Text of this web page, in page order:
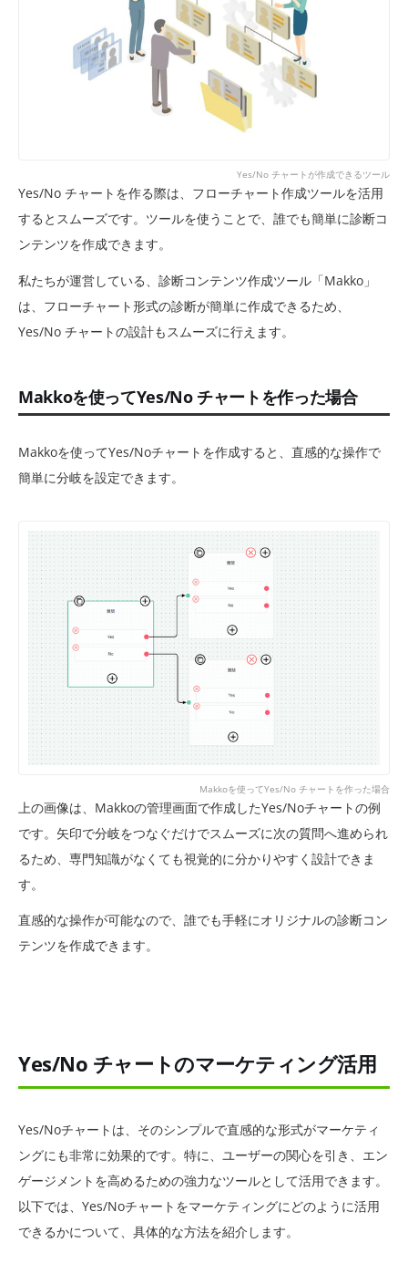
Yes/No チャートが作成できるツール
Yes/No チャートを作る際は、フローチャート作成ツールを活用
するとスムーズです。ツールを使うことで、誰でも簡単に診断コ
ンテンツを作成できます。
私たちが運営している、診断コンテンツ作成ツール「Makko」
は、フローチャート形式の診断が簡単に作成できるため、
Yes/No チャートの設計もスムーズに行えます。
Makkoを使ってYes/No チャートを作った場合
Makkoを使ってYes/Noチャートを作成すると、直感的な操作で
簡単に分岐を設定できます。
Makkoを使ってYes/No チャートを作った場合
上の画像は、Makkoの管理画面で作成したYes/Noチャートの例
です。矢印で分岐をつなぐだけでスムーズに次の質問へ進められ
るため、専門知識がなくても視覚的に分かりやすく設計できま
す。
直感的な操作が可能なので、誰でも手軽にオリジナルの診断コン
テンツを作成できます。
Yes/No チャートのマーケティング活用
Yes/Noチャートは、そのシンプルで直感的な形式がマーケティ
ングにも非常に効果的です。特に、ユーザーの関心を引き、エン
ゲージメントを高めるための強力なツールとして活用できます。
以下では、Yes/Noチャートをマーケティングにどのように活用
できるかについて、具体的な方法を紹介します。